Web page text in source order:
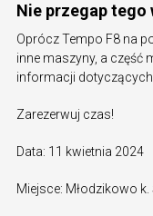
Nie przegap tego
Oprócz Tempo F8 na
inne maszyny, a część
informacji
Zarezerwuj czas!
Data: 11 kwietnia 2024
Miejsce: Młodzikowo